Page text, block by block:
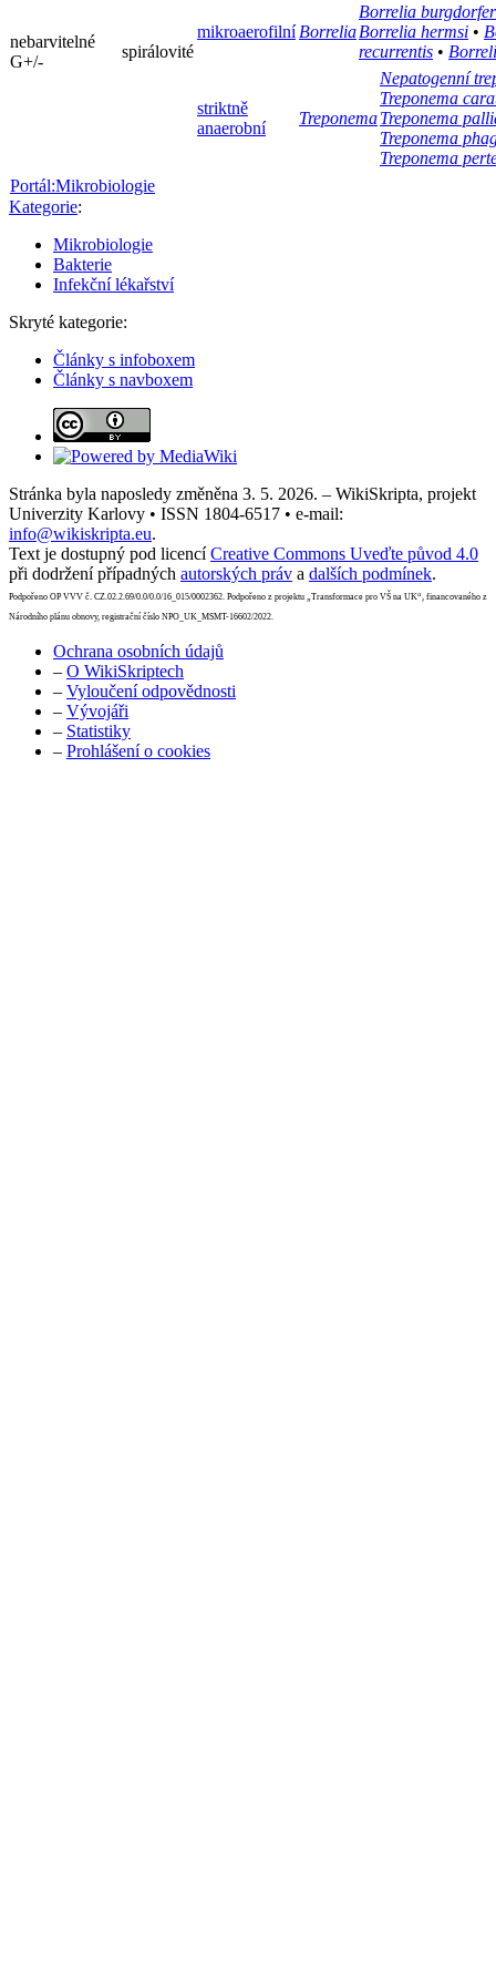
nebarvitelné
G+/-
spirálovité
mikroaerofilní Borrelia
Borrelia
Borrelia hermsi •
recurrentis •
striktně
anaerobní
Treponema
Nepatogenní
Treponema
Treponema
Treponema
Treponema
Portál:Mikrobiologie
Kategorie:
Mikrobiologie
Bakterie
Infekční lékařství
Skryté kategorie:
Články s infoboxem
Články s navboxem
Stránka byla naposledy změněna 3. 5. 2026. – WikiSkripta, projekt
Univerzity Karlovy • ISSN 1804-6517 • e-mail:
info@wikiskripta.eu.
Text je dostupný pod licencíCreative Commons Uveďte původ 4.0
při dodržení případných autorských práv a dalších podmínek.
Podpořeno OP VVV č. CZ.02.2.69/0.0/0.0/16_015/0002362. Podpořeno z projektu „Transformace pro VŠ na UK“, financovaného z
Národního plánu obnovy, registrační číslo NPO_UK_MSMT-16602/2022.
Ochrana osobních údajů
– O WikiSkriptech
– Vyloučení odpovědnosti
– Vývojáři
– Statistiky
– Prohlášení o cookies